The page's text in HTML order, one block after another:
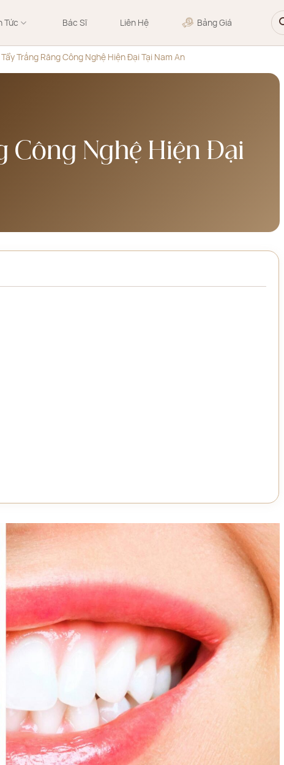
Tức Bác Sĩ Liên Hệ Bảng Giá
Trắng Răng Công Nghệ Hiện Đại Tại Nam An
Công Nghệ Hiện Đại